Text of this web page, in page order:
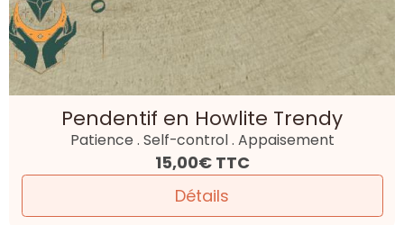
Pendentif en Howlite Trendy
Patience . Self-control . Appaisement
15,00€ TTC
Détails